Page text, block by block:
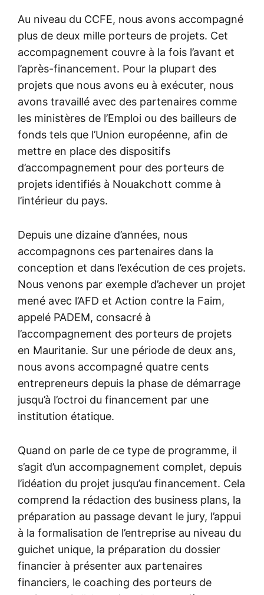
Au niveau du CCFE, nous avons accompagné
plus de deux mille porteurs de projets. Cet
accompagnement couvre à la fois l’avant et
l’après-financement. Pour la plupart des
projets que nous avons eu à exécuter, nous
avons travaillé avec des partenaires comme
les ministères de l’Emploi ou des bailleurs de
fonds tels que l’Union européenne, afin de
mettre en place des dispositifs
d’accompagnement pour des porteurs de
projets identifiés à Nouakchott comme à
l’intérieur du pays.
Depuis une dizaine d’années, nous
accompagnons ces partenaires dans la
conception et dans l’exécution de ces projets.
Nous venons par exemple d’achever un projet
mené avec l’AFD et Action contre la Faim,
appelé PADEM, consacré à
l’accompagnement des porteurs de projets
en Mauritanie. Sur une période de deux ans,
nous avons accompagné quatre cents
entrepreneurs depuis la phase de démarrage
jusqu’à l’octroi du financement par une
institution étatique.
Quand on parle de ce type de programme, il
s’agit d’un accompagnement complet, depuis
l’idéation du projet jusqu’au financement. Cela
comprend la rédaction des business plans, la
préparation au passage devant le jury, l’appui
à la formalisation de l’entreprise au niveau du
guichet unique, la préparation du dossier
financier à présenter aux partenaires
financiers, le coaching des porteurs de